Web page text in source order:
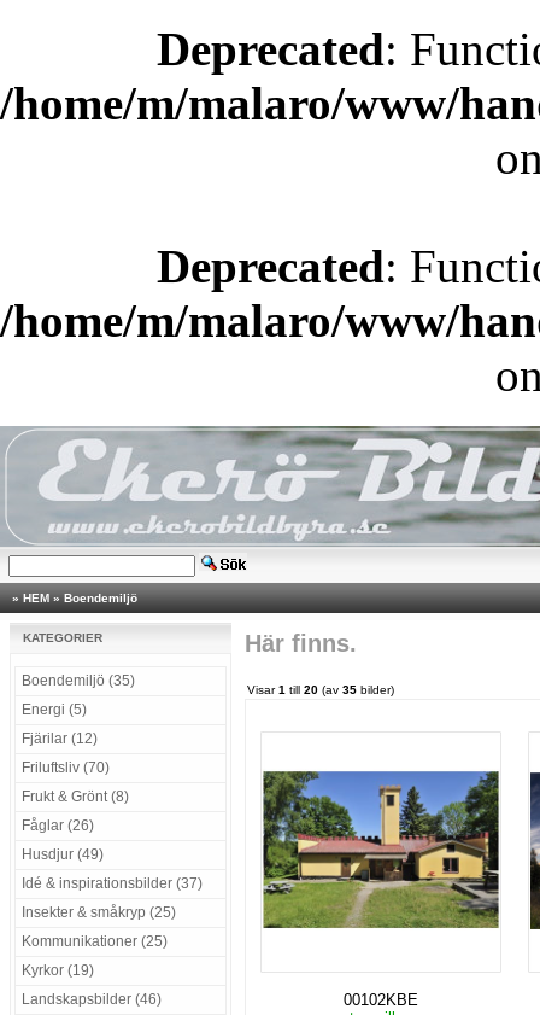
Deprecated:
/home/m/malaro/www/
Deprecated:
/home/m/malaro/www/
» HEM » Boendemiljö
KATEGORIER
Boendemiljö (35)
Energi (5)
Fjärilar (12)
Friluftsliv (70)
Frukt & Grönt (8)
Fåglar (26)
Husdjur (49)
Idé & inspirationsbilder (37)
Insekter & småkryp (25)
Kommunikationer (25)
Kyrkor (19)
Landskapsbilder (46)
Här finns.
Visar1 till 20 (av 35 bilder)
00102KBE